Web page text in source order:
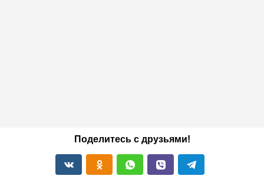
Поделитесь с друзьями!